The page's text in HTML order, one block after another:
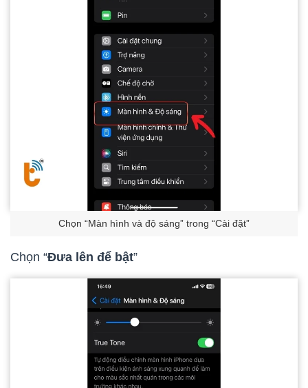
Chọn “Màn hình và độ sáng” trong “Cài đặt”
Chọn “Đưa lên để bật”